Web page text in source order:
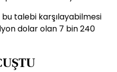
talebi karşılayabilmesi
dolar olan 7 bin 240